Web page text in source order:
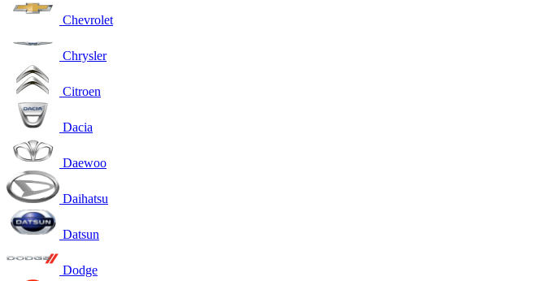
Chevrolet
Chrysler
Citroen
Dacia
Daewoo
Daihatsu
Datsun
Dodge